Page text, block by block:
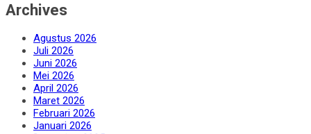
Archives
Agustus 2026
Juli 2026
Juni 2026
Mei 2026
April 2026
Maret 2026
Februari 2026
Januari 2026